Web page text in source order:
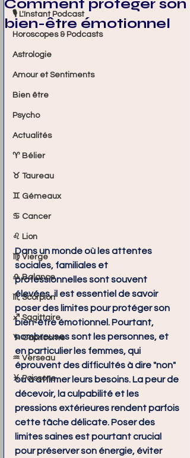
🎙️ L'Instant Podcast
Horoscopes & Podcasts
Astrologie
Amour et Sentiments
Bien être
Psycho
Actualités
♈ Bélier
♉ Taureau
♊ Gémeaux
♋ Cancer
♌ Lion
♍ Vierge
♎ Balance
♏ Scorpion
♐ Sagittaire
♑ Capricorne
♒ Verseau
♓ Poissons
Comment protéger son
bien-être émotionnel
Dans un monde où les attentes
sociales, familiales et
professionnelles sont souvent
élevées, il est essentiel de savoir
poser des limites pour protéger son
bien-être émotionnel. Pourtant,
nombreuses sont les personnes, et
en particulier les femmes, qui
éprouvent des difficultés à dire "non"
ou à affirmer leurs besoins. La peur de
décevoir, la culpabilité et les
pressions extérieures rendent parfois
cette tâche délicate. Poser des
limites saines est pourtant crucial
pour préserver son énergie, éviter